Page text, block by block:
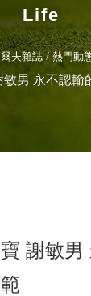
Life
夫雜誌 熱門動
男 永不認輸
謝敏男